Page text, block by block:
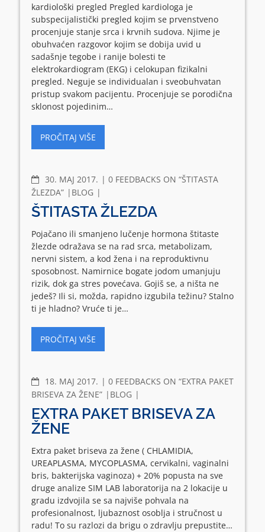
kardiološki pregled Pregled kardiologa je
subspecijalistički pregled kojim se prvenstveno
procenjuje stanje srca i krvnih sudova. Njime je
obuhvaćen razgovor kojim se dobija uvid u
sadašnje tegobe i ranije bolesti te
elektrokardiogram (EKG) i celokupan fizikalni
pregled. Neguje se individualan i sveobuhvatan
pristup svakom pacijentu. Procenjuje se porodična
sklonost pojedinim…
PROČITAJ VIŠE
30. МАЈ 2017. COMMENTS
0 FEEDBACKS ON “ŠTITASTA
ŽLEZDA”
BLOG
ŠTITASTA ŽLEZDA
Pojačano ili smanjeno lučenje hormona štitaste
žlezde odražava se na rad srca, metabolizam,
nervni sistem, a kod žena i na reproduktivnu
sposobnost. Namirnice bogate jodom umanjuju
rizik, dok ga stres povećava. Gojiš se, a ništa ne
jedeš? Ili si, možda, rapidno izgubila težinu? Stalno
ti je hladno? Vruće ti je…
PROČITAJ VIŠE
18. МАЈ 2017. COMMENTS
0 FEEDBACKS ON “EXTRA PAKET
BRISEVA ZA ŽENE”
BLOG
EXTRA PAKET BRISEVA ZA
ŽENE
Extra paket briseva za žene ( CHLAMIDIA,
UREAPLASMA, MYCOPLASMA, cervikalni, vaginalni
bris, bakterijska vaginoza) + 20% popusta na sve
druge analize SIM LAB laboratorija na 2 lokacije u
gradu izdvojila se sa najviše pohvala na
profesionalnost, ljubaznost osoblja i stručnost u
radu! To su razlozi da brigu o zdravlju prepustite…